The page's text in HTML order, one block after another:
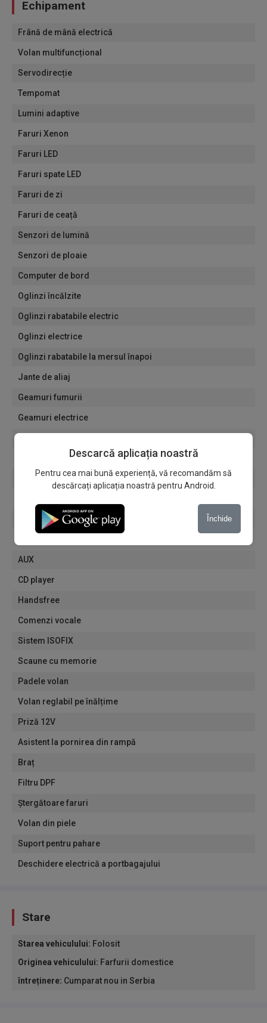
Echipament
Frână de mână electrică
Volan multifuncțional
Servodirecție
Tempomat
Lumini adaptive
Faruri Xenon
Faruri LED
Faruri spate LED
Faruri de zi
Faruri de ceață
Senzori de lumină
Senzori de ploaie
Computer de bord
Oglinzi încălzite
Oglinzi rabatabile electric
Oglinzi electrice
Oglinzi rabatabile la mersul înapoi
Jante de aliaj
Geamuri fumurii
Geamuri electrice
Multimedia
AUX
CD player
Handsfree
Comenzi vocale
Sistem ISOFIX
Scaune cu memorie
Padele volan
Volan reglabil pe înălțime
Priză 12V
Asistent la pornirea din rampă
Braț
Filtru DPF
Ştergătoare faruri
Volan din piele
Suport pentru pahare
Deschidere electrică a portbagajului
Stare
Starea vehiculului: Folosit
Originea vehiculului: Farfurii domestice
întreținere: Cumparat nou in Serbia
Descarcă aplicația noastră
Pentru cea mai bună experiență, vă recomandăm să
descărcați aplicația noastră pentru Android.
Închide